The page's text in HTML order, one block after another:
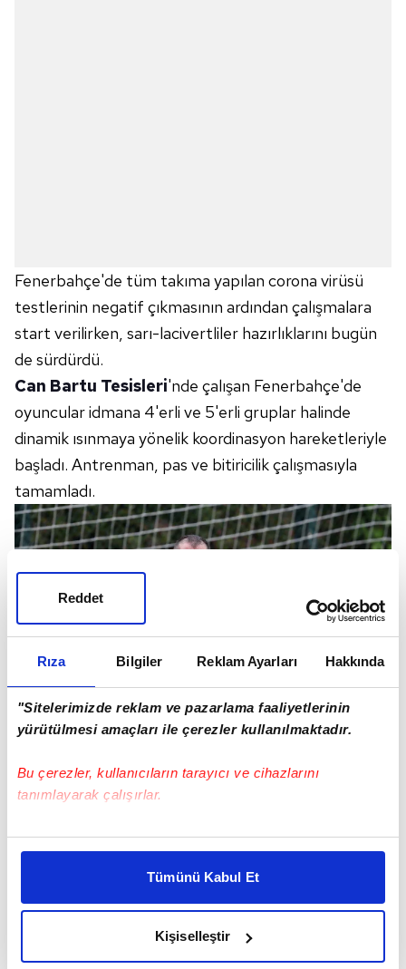
Rıza Bilgiler Reklam Ayarları Hakkında
"Sitelerimizde reklam ve pazarlama faaliyetlerinin
yürütülmesi amaçları ile çerezler kullanılmaktadır.
Bu çerezler, kullanıcıların tarayıcı ve cihazlarını
tanımlayarak çalışırlar.
Bu çerezlere izin vermeniz halinde sizlere özel
daha iyi reklam deneyimi yaşatabiliriz. Bunu yaparken
amacımızın size daha iyi bir reklam deneyimi sunmak
elimizden gelen çabayı gösterdiğimizi ve bu noktada,
Tümünü Kabul Et
Kişiselleştir
Reddet
Fenerbahçe'de tüm takıma yapılan corona virüsü
testlerinin negatif çıkmasının ardından çalışmalara
start verilirken, sarı-lacivertliler hazırlıklarını bugün
de sürdürdü.
Can Bartu Tesisleri'nde çalışan Fenerbahçe'de
oyuncular idmana 4'erli ve 5'erli gruplar halinde
dinamik ısınmaya yönelik koordinasyon hareketleriyle
başladı. Antrenman, pas ve bitiricilik çalışmasıyla
tamamladı.